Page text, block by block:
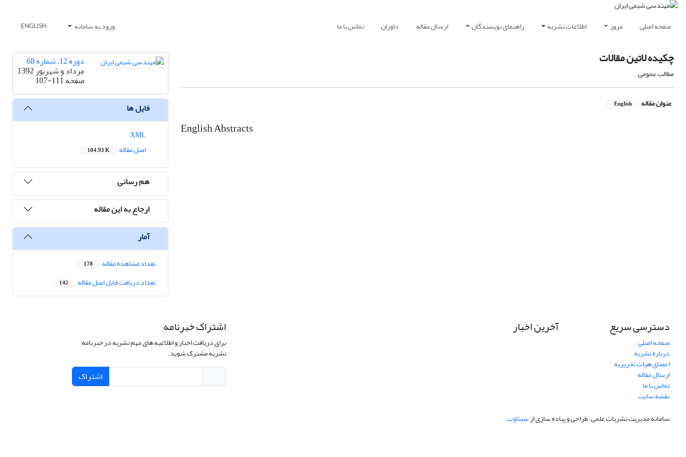
صفحه اصلی مرور اطلاعات نشریه راهنمای نویسندگان ارسال مقاله داوران تماس با ما ورود به سامانه ENGLISH
چکیده لاتین مقالات
مطالب عمومی
عنوان مقاله English
English Abstracts
دوره 12، شماره 68
مرداد و شهریور 1392
صفحه107-111
فایل ها
اصل مقاله
104.93 K
هم رسانی
ارجاع به این مقاله
آمار
تعداد مشاهده مقاله 178
تعداد دریافت فایل اصل مقاله 142
دسترسی سریع
صفحه اصلی
درباره نشریه
اعضای هیات تحریریه
ارسال مقاله
تماس با ما
نقشه سایت
آخرین اخبار اشتراک خبرنامه
برای دریافت اخبار و اطلاعیه های مهم نشریه در خبرنامه
نشریه مشترک شوید.
اشتراک
سامانه مدیریت نشریات علمی.طراحی و پیاده سازی ازسیناوب